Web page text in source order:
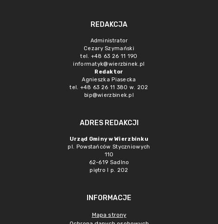
REDAKCJA
Administrator
Cezary Szymański
tel. +48 63 26 11 190
informatyk@wierzbinek.pl
Redaktor
Agnieszka Piasecka
tel. +48 63 26 11 380 w. 202
bip@wierzbinek.pl
ADRES REDAKCJI
Urząd Gminy w Wierzbinku
pl. Powstańców Styczniowych
110
62-619 Sadlno
piętro I p. 202
INFORMACJE
Mapa strony